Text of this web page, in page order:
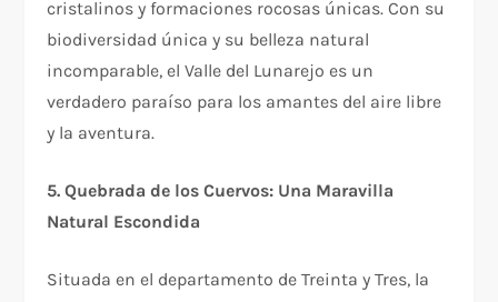
cristalinos y formaciones rocosas únicas. Con su
biodiversidad única y su belleza natural
incomparable, el Valle del Lunarejo es un
verdadero paraíso para los amantes del aire libre
y la aventura.
5. Quebrada de los Cuervos: Una Maravilla
Natural Escondida
Situada en el departamento de Treinta y Tres, la